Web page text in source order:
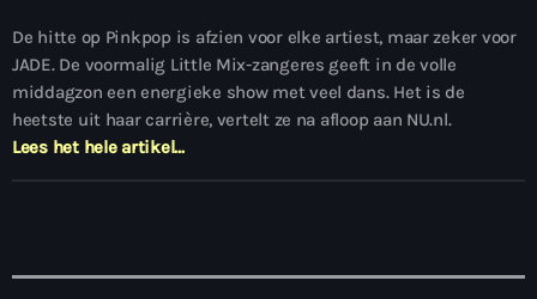
De hitte op Pinkpop is afzien voor elke artiest, maar zeker voor
JADE. De voormalig Little Mix-zangeres geeft in de volle
middagzon een energieke show met veel dans. Het is de
heetste uit haar carrière, vertelt ze na afloop aan NU.nl.
Lees het hele artikel…